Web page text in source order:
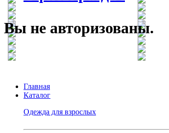
Вы не авторизованы.
Главная
Каталог
Одежда для взрослых